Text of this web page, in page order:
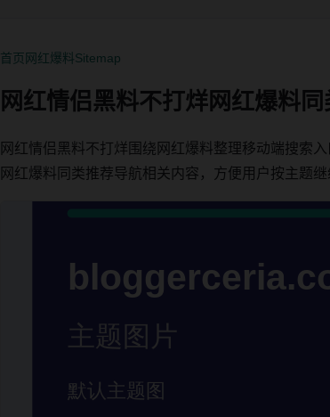
首页网红爆料Sitemap
网红情侣黑料不打烊网红爆料
网红情侣黑料不打烊围绕网红爆料整理移动端搜索
网红爆料同类推荐导航相关内容，方便用户按主题继